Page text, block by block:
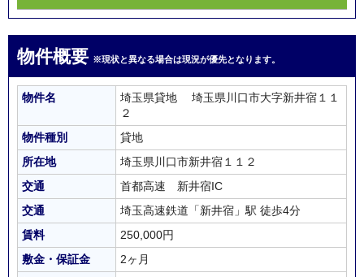
物件概要 ※現状と異なる場合は現況が優先となります。
物件名
埼玉県貸地 埼玉県川口市大字新井宿１１
２
物件種別
貸地
所在地
埼玉県川口市新井宿１１２
交通
首都高速 新井宿IC
交通
埼玉高速鉄道「新井宿」駅 徒歩4分
賃料
250,000円
敷金・保証金
2ヶ月